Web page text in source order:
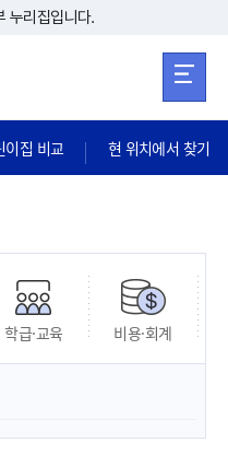
기
누리집입니다.
이집 비교 현 위치에서 찾기
학급·교육 비용·회계